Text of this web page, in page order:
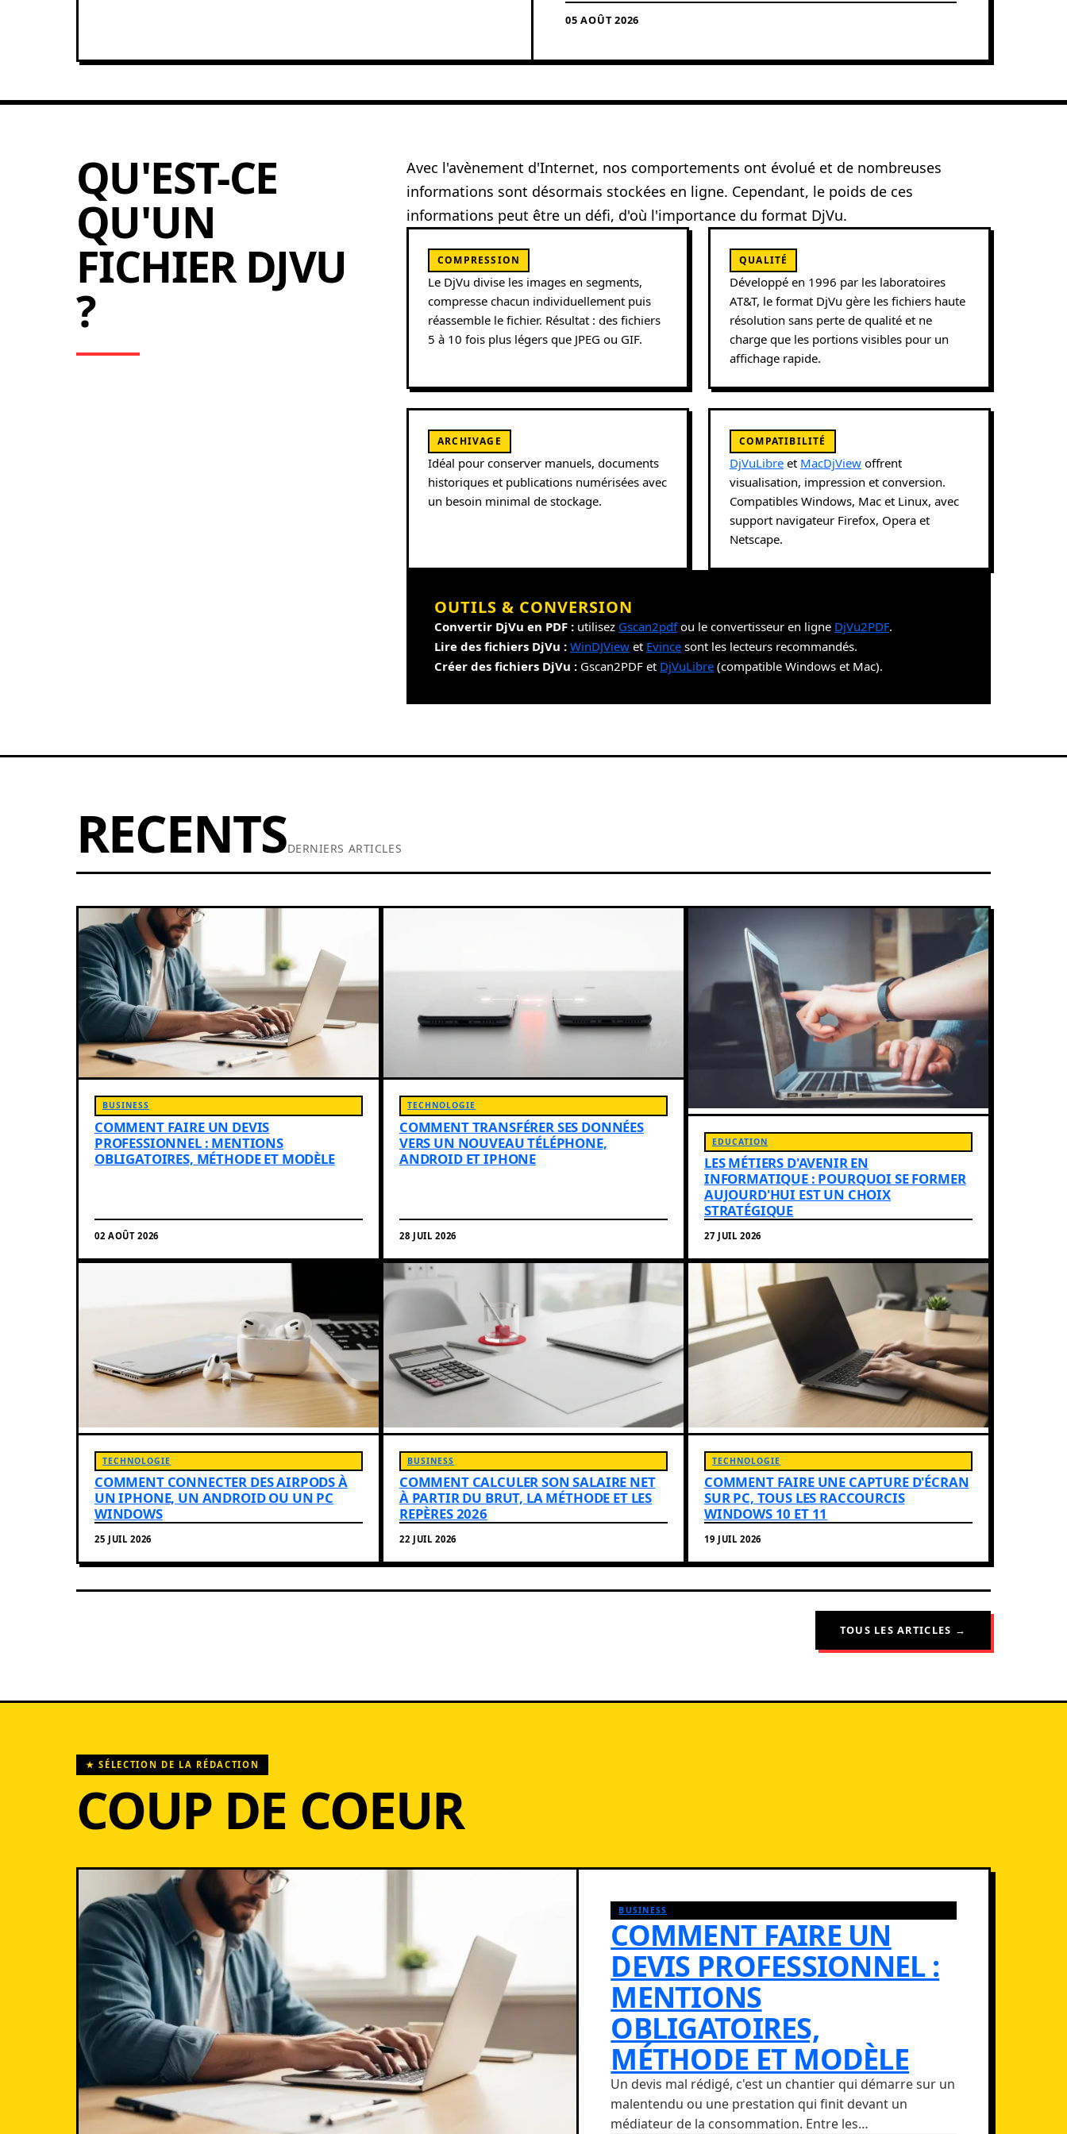
05 AOÛT 2026
QU'EST-CE
QU'UN
FICHIER DJVU
?
Avec l'avènement d'Internet, nos comportements ont évolué et de nombreuses
informations sont désormais stockées en ligne. Cependant, le poids de ces
informations peut être un défi, d'où l'importance du format DjVu.
COMPRESSION
Le DjVu divise les images en segments,
compresse chacun individuellement puis
réassemble le fichier. Résultat : des fichiers
5 à 10 fois plus légers que JPEG ou GIF.
QUALITÉ
Développé en 1996 par les laboratoires
AT&T, le format DjVu gère les fichiers haute
résolution sans perte de qualité et ne
charge que les portions visibles pour un
affichage rapide.
ARCHIVAGE
Idéal pour conserver manuels, documents
historiques et publications numérisées avec
un besoin minimal de stockage.
COMPATIBILITÉ
DjVuLibre et MacDjView offrent
visualisation, impression et conversion.
Compatibles Windows, Mac et Linux, avec
support navigateur Firefox, Opera et
Netscape.
OUTILS & CONVERSION
Convertir DjVu en PDF : utilisez Gscan2pdfou le convertisseur en ligne DjVu2PDF.
Lire des fichiers DjVu : WinDJView et Evince sont les lecteurs recommandés.
Créer des fichiers DjVu : Gscan2PDF et DjVuLibre (compatible Windows et Mac).
RECENTSDERNIERS ARTICLES
BUSINESS
COMMENT FAIRE UN DEVIS
PROFESSIONNEL : MENTIONS
OBLIGATOIRES, MÉTHODE ET MODÈLE
02 AOÛT 2026
TECHNOLOGIE
COMMENT TRANSFÉRER SES DONNÉES
VERS UN NOUVEAU TÉLÉPHONE,
ANDROID ET IPHONE
28 JUIL 2026
EDUCATION
LES MÉTIERS D'AVENIR EN
INFORMATIQUE : POURQUOI SE FORMER
AUJOURD'HUI EST UN CHOIX
STRATÉGIQUE
27 JUIL 2026
TECHNOLOGIE
COMMENT CONNECTER DES AIRPODS À
UN IPHONE, UN ANDROID OU UN PC
WINDOWS
25 JUIL 2026
BUSINESS
COMMENT CALCULER SON SALAIRE NET
À PARTIR DU BRUT, LA MÉTHODE ET LES
REPÈRES 2026
22 JUIL 2026
TECHNOLOGIE
COMMENT FAIRE UNE CAPTURE D'ÉCRAN
SUR PC, TOUS LES RACCOURCIS
WINDOWS 10 ET 11
19 JUIL 2026
TOUS LES ARTICLES →
★ SÉLECTION DE LA RÉDACTION
COUP DE COEUR
BUSINESS
COMMENT FAIRE UN
DEVIS PROFESSIONNEL :
MENTIONS
OBLIGATOIRES,
MÉTHODE ET MODÈLE
Un devis mal rédigé, c'est un chantier qui démarre sur un
malentendu ou une prestation qui finit devant un
médiateur de la consommation. Entre les…